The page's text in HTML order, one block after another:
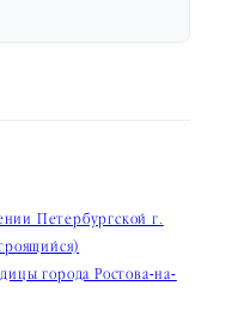
Петербургской г.
города Ростова-на-